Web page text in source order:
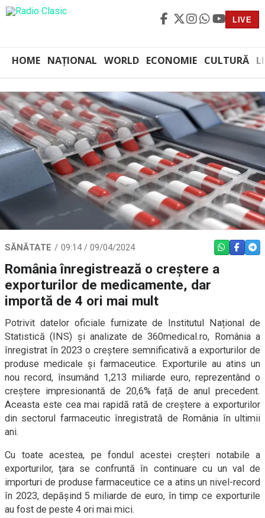
LIVE
HOME NAȚIONAL WORLD ECONOMIE CULTURĂ
SĂNĂTATE 09:14 / 09/04/2024 WHATSAPP
România înregistrează o creștere a
exporturilor de medicamente, dar
importă de 4 ori mai mult
Potrivit datelor oficiale furnizate de Institutul Național de
Statistică (INS) și analizate de 360medical.ro, România a
înregistrat în 2023 o creștere semnificativă a exporturilor de
produse medicale și farmaceutice. Exporturile au atins un
nou record, însumând 1,213 miliarde euro, reprezentând o
creștere impresionantă de 20,6% față de anul precedent.
Aceasta este cea mai rapidă rată de creștere a exporturilor
din sectorul farmaceutic înregistrată de România în ultimii
ani.
Cu toate acestea, pe fondul acestei creșteri notabile a
exporturilor, țara se confruntă în continuare cu un val de
importuri de produse farmaceutice ce a atins un nivel-record
în 2023, depășind 5 miliarde de euro, în timp ce exporturile
au fost de peste 4 ori mai mici.